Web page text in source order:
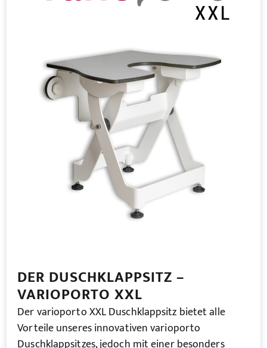
DER DUSCHKLAPPSITZ –
VARIOPORTO XXL
Der varioporto XXL Duschklappsitz bietet alle
Vorteile unseres innovativen varioporto
Duschklappsitzes, jedoch mit einer besonders